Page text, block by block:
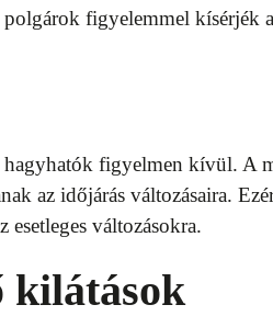
figyelemmel kísérjék
figyelmen kívül. A
az időjárás változásaira.
esetleges változásokra.
kilátások